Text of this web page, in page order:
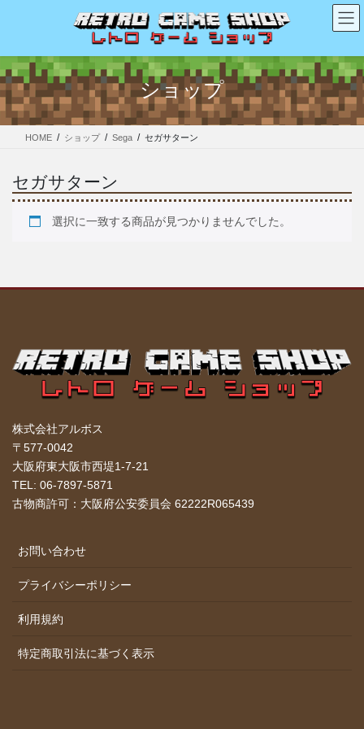
ン
ツ
へ
ス
キ
ー
シ
ョ
ン
に
ショップ
HOME ショップ Sega セガサターン
セガサターン
選択に一致する商品が見つかりませんでした。
株式会社アルボス
〒577-0042
大阪府東大阪市西堤1-7-21
TEL: 06-7897-5871
古物商許可：大阪府公安委員会 62222R065439
お問い合わせ
プライバシーポリシー
利用規約
特定商取引法に基づく表示